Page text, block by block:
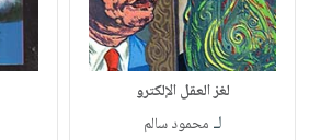
لغز العقل الإلكترو
لـ محمود سالم